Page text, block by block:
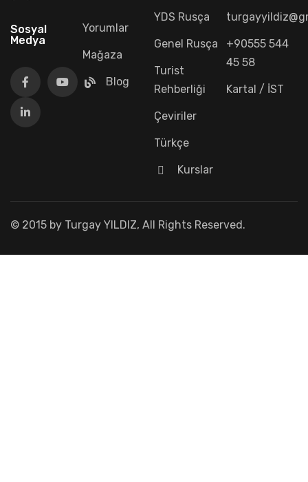
Sosyal
Medya
Yorumlar
Mağaza
Blog
YDS Rusça
Genel Rusça
Turist
Rehberliği
Çeviriler
Türkçe
Kurslar
+90555 544
45 58
Kartal / İST
© 2015 by Turgay YILDIZ, All Rights Reserved.